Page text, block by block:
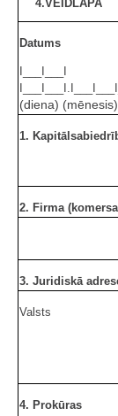
4.VEIDLAPA
Datums
(diena)
1.
2. Firma
3. Juridiskā
Valsts
4. Prokūras